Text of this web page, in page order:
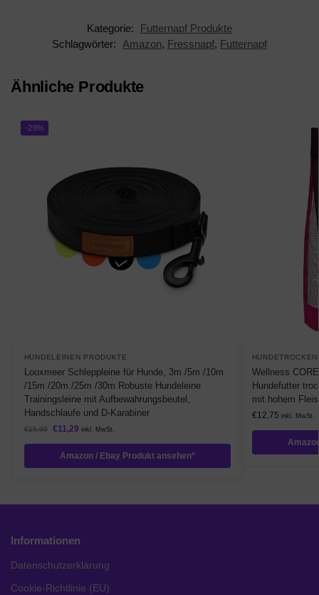
Kategorie:
Futternapf Produkte
Schlagwörter:
Amazon, Fressnapf, Futternapf
Ähnliche Produkte
-29%
HUNDELEINEN PRODUKTE
Looxmeer Schleppleine für Hunde, 3m /5m /10m
/15m /20m /25m /30m Robuste Hundeleine
Trainingsleine mit Aufbewahrungsbeutel,
Handschlaufe und D-Karabiner
€15,99 €11,29 inkl. MwSt.
Amazon / Ebay Produkt ansehen*
Wellness
Hundefutter
mit hohem
€12,75 inkl. MwSt.
Informationen
Datenschutzerklärung
Cookie-Richtlinie (EU)